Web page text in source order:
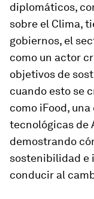
diplomáticos,
sobre el Clima,
gobiernos, el
como un actor
objetivos de
cuando esto se
como iFood,
tecnológicas de
demostrando
sostenibilidad e
conducir al